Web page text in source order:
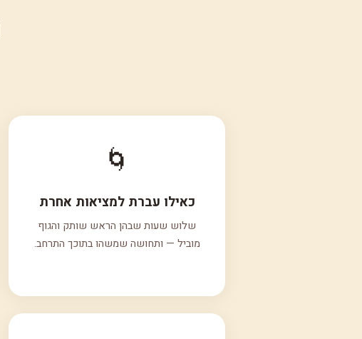
🌀
כאילו עברת למציאות אחרת
שלוש שעות שבהן הראש שותק והגוף
מוביל — ותחושה שמשהו בתוכך התרחב.